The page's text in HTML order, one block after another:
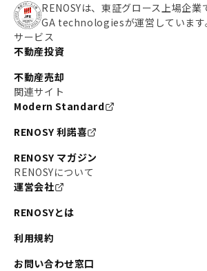
RENOSYは、東証グロース上場企業
GA technologiesが運営しています
サービス
不動産投資
不動産売却
関連サイト
Modern Standard
RENOSY 利諾喜
RENOSY マガジン
RENOSYについて
運営会社
RENOSYとは
利用規約
お問い合わせ窓口